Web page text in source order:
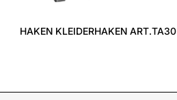
HAKEN KLEIDERHAKEN ART.TA30